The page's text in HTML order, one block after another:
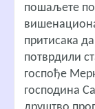
пошаљете
притисака
потврдили
госпође
господина